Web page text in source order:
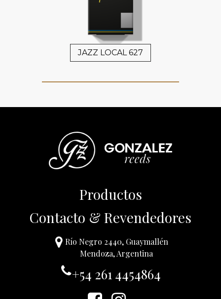
JAZZ LOCAL 627
Productos
Contacto & Revendedores
Río Negro 2440, Guaymallén
Mendoza, Argentina
+54 261 4454864